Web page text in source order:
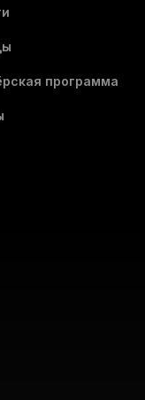
программа